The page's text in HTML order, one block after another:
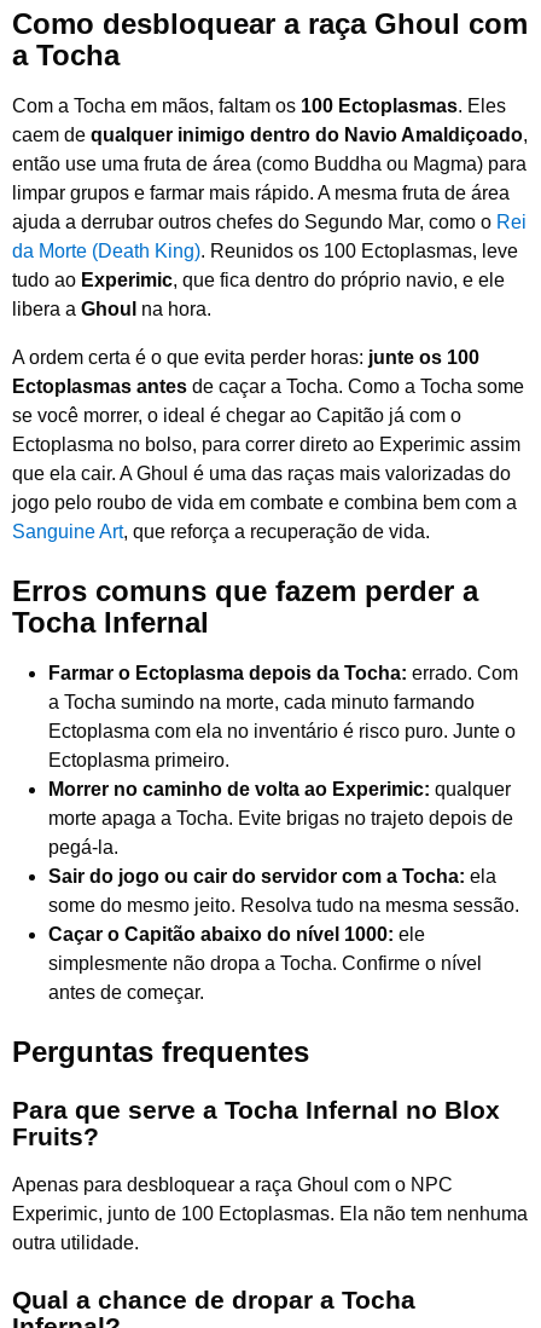
Como desbloquear a raça Ghoul com
a Tocha
Com a Tocha em mãos, faltam os 100 Ectoplasmas. Eles
caem de qualquer inimigo dentro do Navio Amaldiçoado,
então use uma fruta de área (como Buddha ou Magma) para
limpar grupos e farmar mais rápido. A mesma fruta de área
ajuda a derrubar outros chefes do Segundo Mar, como o Rei
da Morte (Death King). Reunidos os 100 Ectoplasmas, leve
tudo ao Experimic, que fica dentro do próprio navio, e ele
libera a Ghoul na hora.
A ordem certa é o que evita perder horas: junte os 100
Ectoplasmas antes de caçar a Tocha. Como a Tocha some
se você morrer, o ideal é chegar ao Capitão já com o
Ectoplasma no bolso, para correr direto ao Experimic assim
que ela cair. A Ghoul é uma das raças mais valorizadas do
jogo pelo roubo de vida em combate e combina bem com a
Sanguine Art, que reforça a recuperação de vida.
Erros comuns que fazem perder a
Tocha Infernal
Farmar o Ectoplasma depois da Tocha: errado. Com
a Tocha sumindo na morte, cada minuto farmando
Ectoplasma com ela no inventário é risco puro. Junte o
Ectoplasma primeiro.
Morrer no caminho de volta ao Experimic: qualquer
morte apaga a Tocha. Evite brigas no trajeto depois de
pegá-la.
Sair do jogo ou cair do servidor com a Tocha: ela
some do mesmo jeito. Resolva tudo na mesma sessão.
Caçar o Capitão abaixo do nível 1000: ele
simplesmente não dropa a Tocha. Confirme o nível
antes de começar.
Perguntas frequentes
Para que serve a Tocha Infernal no Blox
Fruits?
Apenas para desbloquear a raça Ghoul com o NPC
Experimic, junto de 100 Ectoplasmas. Ela não tem nenhuma
outra utilidade.
Qual a chance de dropar a Tocha